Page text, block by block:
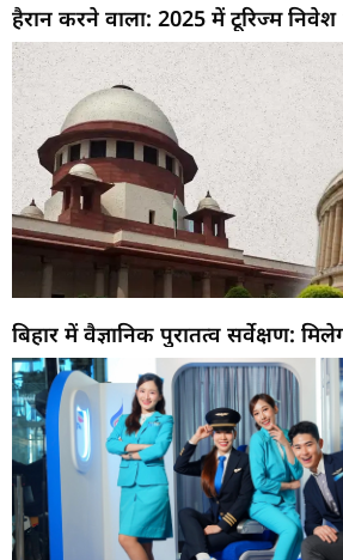
हैरान करने वाला: 2025 में टूरिज्म निवेश
बिहार में वैज्ञानिक पुरातत्व सर्वेक्षण: